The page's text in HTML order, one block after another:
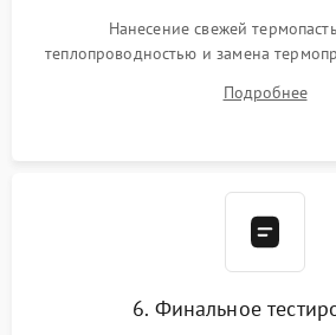
Нанесение свежей
теплопроводностью и замена
шлейфов, модулей памяти иПодробнее
6. Финальное